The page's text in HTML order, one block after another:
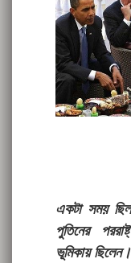
একটা সময় ছিল
পুতিনের
ভূমিকায়